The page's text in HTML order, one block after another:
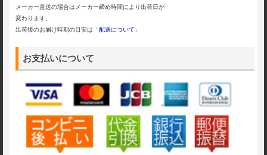
メーカー直送の場合はメーカー締め時間により出荷日が
変わります。
出荷後のお届け時期の目安は「配送について 」
お支払いについて